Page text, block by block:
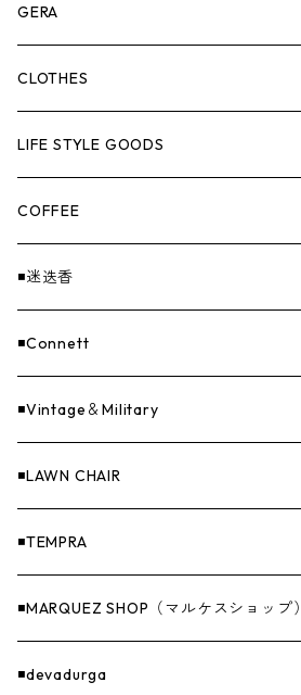
ASOMATOUS
HANGBURGER（ハングバーガー）
EX-GATE（エクスゲート）
Others（その他）
COLLABORATION
UNITIUM.
THE UNFORM STORE オリジナル
GERA
ランタン＆ライト
クッカー＆カトラリー
バーナー
焚火
寝具
ファニチャー
収納
ナイフ＆アックス
燃料
GOODS
CLOTHES
TOPS
PANTS
CAP
GOODS
バンダナ＆手ぬぐい
LIFE STYLE GOODS
ステッカー
COFFEE
◾️迷迭香
◾️Connett
◾️Vintage＆Military
◾️LAWN CHAIR
◾️TEMPRA
◾️MARQUEZ SHOP（マルケスショップ）
◾️devadurga